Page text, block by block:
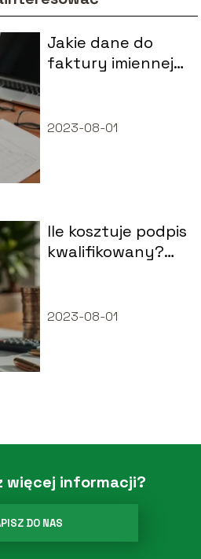
Jakie dane do
faktury imiennej?
2023-08-01
Ile kosztuje podpis
kwalifikowany?
2023-08-01
więcej informacji?
DO NAS